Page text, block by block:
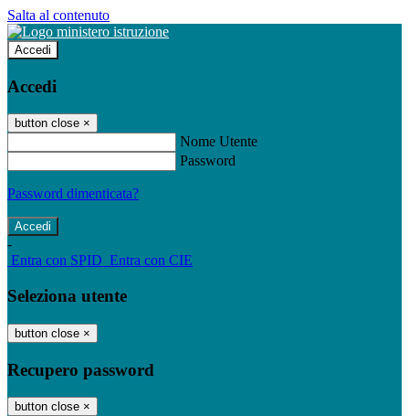
Salta al contenuto
Accedi
Accedi
button close ×
Nome Utente
Password
Password dimenticata?
-
Entra con SPID Entra con CIE
Seleziona utente
button close ×
Recupero password
button close ×